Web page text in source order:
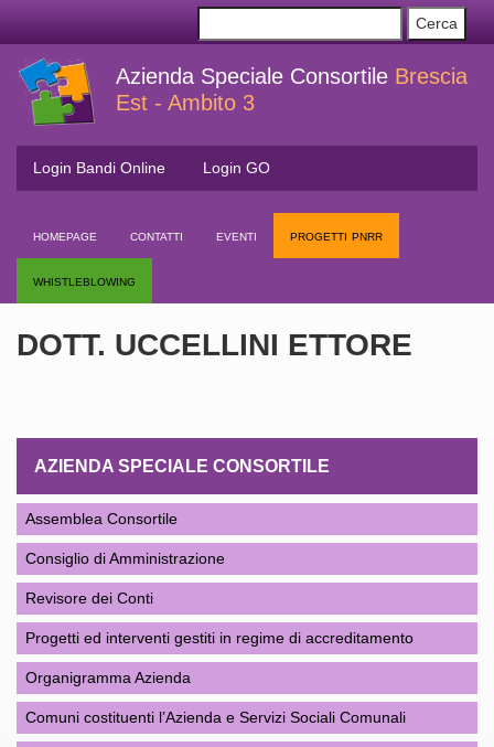
Azienda Speciale Consortile Brescia
Est - Ambito 3
Login Bandi Online Login GO
homepage contatti eventi progetti pnrr
whistleblowing
DOTT. UCCELLINI ETTORE
AZIENDA SPECIALE CONSORTILE
Assemblea Consortile
Consiglio di Amministrazione
Revisore dei Conti
Progetti ed interventi gestiti in regime di accreditamento
Organigramma Azienda
Comuni costituenti l’Azienda e Servizi Sociali Comunali